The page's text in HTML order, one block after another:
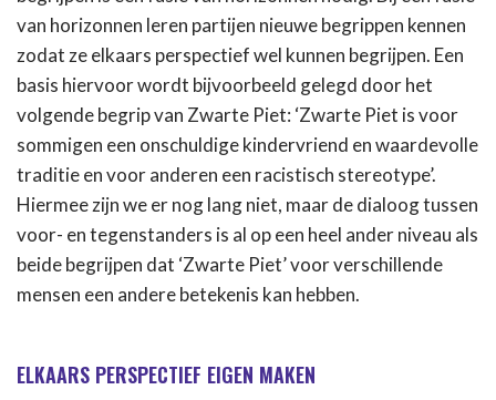
van horizonnen leren partijen nieuwe begrippen kennen
zodat ze elkaars perspectief wel kunnen begrijpen. Een
basis hiervoor wordt bijvoorbeeld gelegd door het
volgende begrip van Zwarte Piet: ‘Zwarte Piet is voor
sommigen een onschuldige kindervriend en waardevolle
traditie en voor anderen een racistisch stereotype’.
Hiermee zijn we er nog lang niet, maar de dialoog tussen
voor- en tegenstanders is al op een heel ander niveau als
beide begrijpen dat ‘Zwarte Piet’ voor verschillende
mensen een andere betekenis kan hebben.
ELKAARS PERSPECTIEF EIGEN MAKEN